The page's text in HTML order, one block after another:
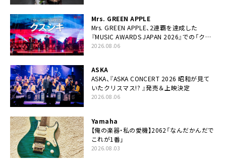
Mrs. GREEN APPLE
Mrs. GREEN APPLE、2連覇を達成した
『MUSIC AWARDS JAPAN 2026』での「クス
シキ」ライブパフォーマンスをYouTube公開
2026.08.06
ASKA
ASKA、『ASKA CONCERT 2026 昭和が見て
いたクリスマス!? 』発売＆上映決定
2026.08.06
Yamaha
【俺の楽器・私の愛機】2062「なんだかんだで
これが1番」
2026.08.03